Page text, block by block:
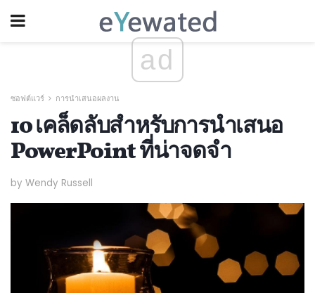
ad
ซอฟต์แวร์ การนำเสนอผลงาน
10 เคล็ดลับสำหรับการนำเสนอ
PowerPoint ที่น่าจดจำ
by Wendy Russell